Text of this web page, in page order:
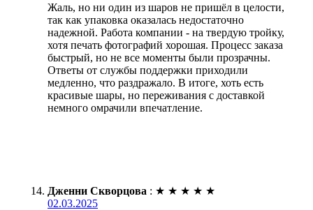
Жаль, но ни один из шаров не пришёл в целости,
так как упаковка оказалась недостаточно
надежной. Работа компании - на твердую тройку,
хотя печать фотографий хорошая. Процесс заказа
быстрый, но не все моменты были прозрачны.
Ответы от службы поддержки приходили
медленно, что раздражало. В итоге, хоть есть
красивые шары, но переживания с доставкой
немного омрачили впечатление.
Дженни Скворцова : ★ ★ ★ ★ ★
02.03.2025